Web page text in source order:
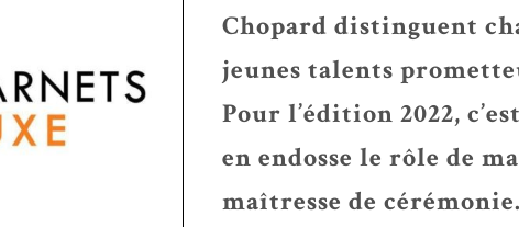
Chopard distinguent
jeunes talents
Pour l’édition 2022,
en endosse le rôle de
maîtresse de